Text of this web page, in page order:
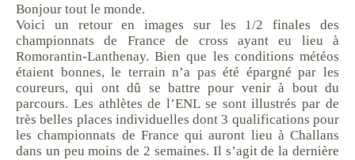
Bonjour tout le monde.
Voici un retour en images sur les 1/2 finales des
championnats de France de cross ayant eu lieu à
Romorantin-Lanthenay. Bien que les conditions météos
étaient bonnes, le terrain n’a pas été épargné par les
coureurs, qui ont dû se battre pour venir à bout du
parcours. Les athlètes de l’ENL se sont illustrés par de
très belles places individuelles dont 3 qualifications pour
les championnats de France qui auront lieu à Challans
dans un peu moins de 2 semaines. Il s’agit de la dernière